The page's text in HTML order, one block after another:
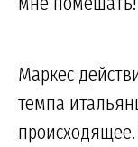
Маркес
темпа